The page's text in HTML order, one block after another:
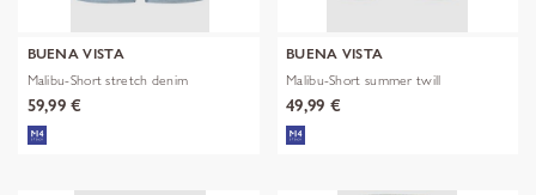
BUENA VISTA
Malibu-Short stretch denim
59,99 €
BUENA VISTA
Malibu-Short summer twill
49,99 €